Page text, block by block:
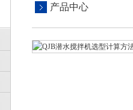
产品中心